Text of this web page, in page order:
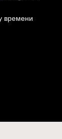
времени